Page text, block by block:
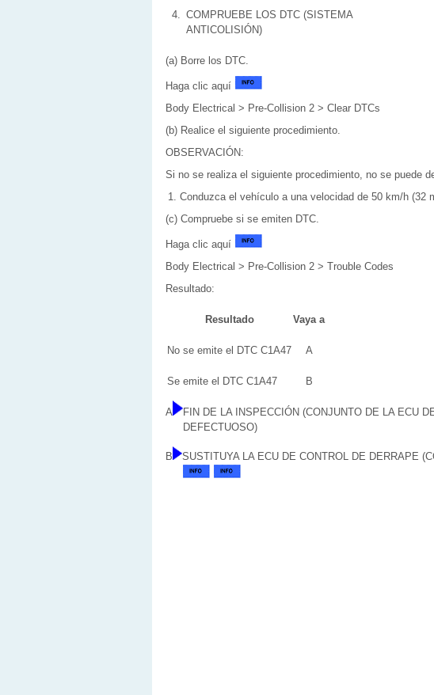
4. COMPRUEBE LOS DTC (SISTEMA
ANTICOLISIÓN)
(a) Borre los DTC.
Haga clic aquí
Body Electrical > Pre-Collision 2 > Clear DTCs
(b) Realice el siguiente procedimiento.
OBSERVACIÓN:
Si no se realiza el siguiente procedimiento, no se puede
Conduzca el vehículo a una velocidad de 50 km/h (32
(c) Compruebe si se emiten DTC.
Haga clic aquí
Body Electrical > Pre-Collision 2 > Trouble Codes
Resultado:
Resultado Vaya a
No se emite el DTC C1A47 A
Se emite el DTC C1A47 B
A
FIN DE LA INSPECCIÓN (CONJUNTO DE LA ECU
DEFECTUOSO)
B SUSTITUYA LA ECU DE CONTROL DE DERRAPE